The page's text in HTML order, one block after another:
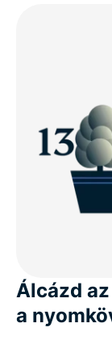
Álcázd
a